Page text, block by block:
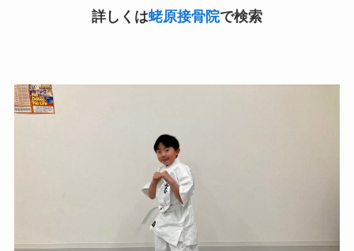
詳しくは蛯原接骨院で検索